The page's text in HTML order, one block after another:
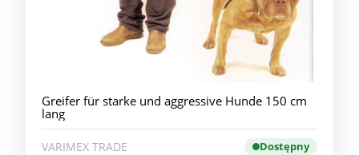
Greifer für starke und aggressive Hunde 150 cm
lang
VARIMEX TRADE Dostępny